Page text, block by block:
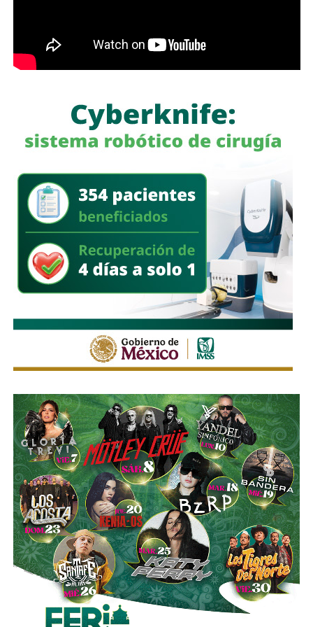
Arturo Mena “Nefrox”
económica y los crímenes que el régimen acumulaba
La apuesta salió mal.
mayoría reclutas de 18 y 19 años, muchos de provincias
tropicales del norte argentino,sin entrenamiento para el
frío ni equipamiento suficiente. Llegaron al invierno con
por sus propios oficiales que dormían en casas mientras
los reclutas se congelaban en trincheras.
Frente a ellos,un ejército profesional que recorrió
para recuperar unas islas donde vivían
menos de dos mil personas.
El 2 de mayo de 1982,
el submarino británico HMS
Conqueror hundió al crucero ARA General Belgrano
cuando navegaba fuera de la zona de exclusión declarada
por Gran Bretaña.Murieron 323 marinos argentinos
el día más sangriento de la guerra y también su punto de
no retorno:la flota sudamericana se retiró a sus
se disputaría en tierra, con pibes que no sabían bien por
qué estaban ahí, contra soldados que sí.
El poeta Jorge Luis Borges, de ascendencia parcialmente
británica, lo vio desde Buenos Aires y dictaminó con su
ironía característica: “La guerra de las Malvinas es una
pelea entre dos calvos por un peine.” Tres años después
escribió el poema “Juan López y John Ward”, sobre dos
soldados ficticios (uno por bando) que mueren en las islas
sin haber cruzado una sola palabra. Los llamó víctimas de
“unas islas demasiado famosas.”
Al final, murieron 649 soldados argentinos y 285
británicos. Argentina se rindió el 14 de junio de 1982